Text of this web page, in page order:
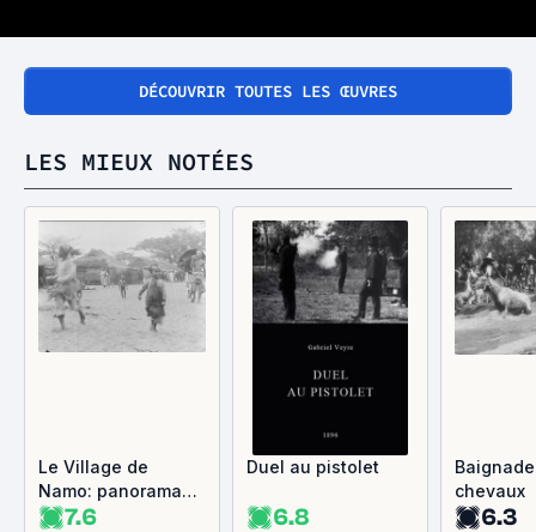
DÉCOUVRIR TOUTES LES ŒUVRES
LES MIEUX NOTÉES
Le Village de
Namo: panorama
pris d'une chaise a
7.6
Duel au pistolet
6.8
chevaux
6.3